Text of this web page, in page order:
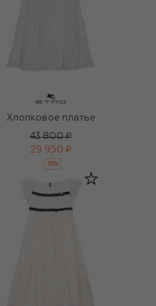
Хлопковое платье
43 800 ₽
29 950 ₽
-30%